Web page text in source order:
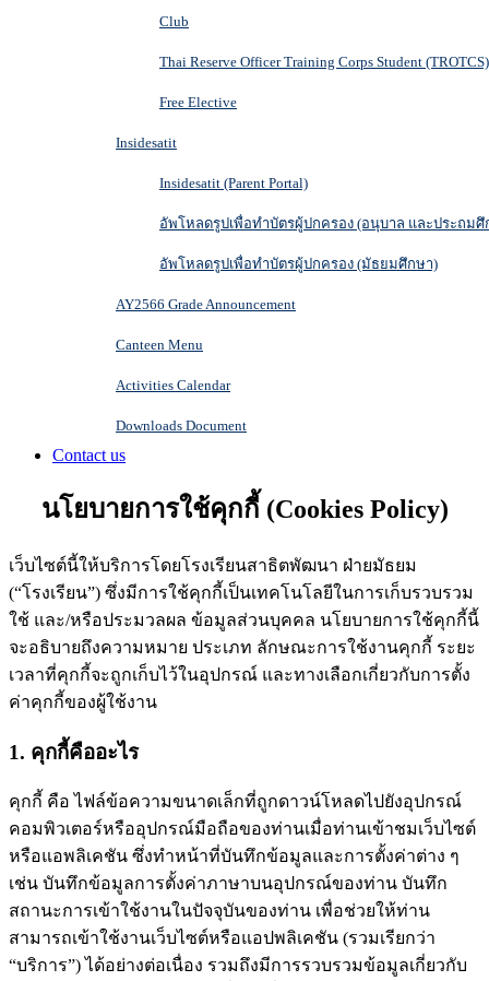
Club
Thai Reserve Officer Training Corps Student (TROTCS)
Free Elective
Insidesatit
Insidesatit (Parent Portal)
อัพโหลดรูปเพื่อทำบัตรผู้ปกครอง (อนุบาล และประถมศึ
อัพโหลดรูปเพื่อทำบัตรผู้ปกครอง (มัธยมศึกษา)
AY2566 Grade Announcement
Canteen Menu
Activities Calendar
Downloads Document
Contact us
นโยบายการใช้คุกกี้ (Cookies Policy)
เว็บไซต์นี้ให้บริการโดยโรงเรียนสาธิตพัฒนา ฝ่ายมัธยม
(“โรงเรียน”) ซึ่งมีการใช้คุกกี้เป็นเทคโนโลยีในการเก็บรวบรวม
ใช้ และ/หรือประมวลผล ข้อมูลส่วนบุคคล นโยบายการใช้คุกกี้นี้
จะอธิบายถึงความหมาย ประเภท ลักษณะการใช้งานคุกกี้ ระยะ
เวลาที่คุกกี้จะถูกเก็บไว้ในอุปกรณ์ และทางเลือกเกี่ยวกับการตั้ง
ค่าคุกกี้ของผู้ใช้งาน
1. คุกกี้คืออะไร
คุกกี้ คือ ไฟล์ข้อความขนาดเล็กที่ถูกดาวน์โหลดไปยังอุปกรณ์
คอมพิวเตอร์หรืออุปกรณ์มือถือของท่านเมื่อท่านเข้าชมเว็บไซต์
หรือแอพลิเคชัน ซึ่งทำหน้าที่บันทึกข้อมูลและการตั้งค่าต่าง ๆ
เช่น บันทึกข้อมูลการตั้งค่าภาษาบนอุปกรณ์ของท่าน บันทึก
สถานะการเข้าใช้งานในปัจจุบันของท่าน เพื่อช่วยให้ท่าน
สามารถเข้าใช้งานเว็บไซต์หรือแอปพลิเคชัน (รวมเรียกว่า
“บริการ”) ได้อย่างต่อเนื่อง รวมถึงมีการรวบรวมข้อมูลเกี่ยวกับ